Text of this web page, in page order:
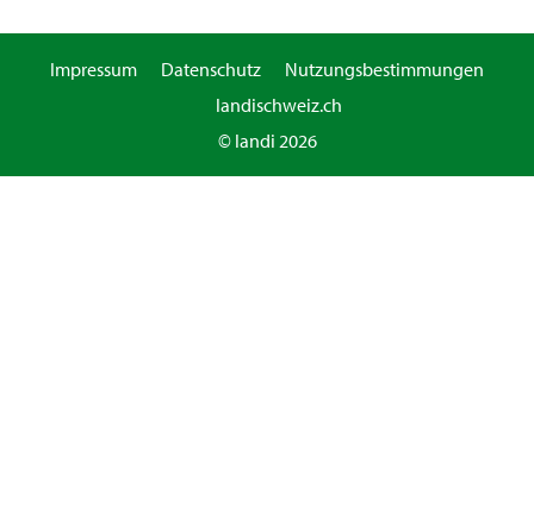
Impressum Datenschutz
Nutzungsbestimmungen
landischweiz.ch
© landi 2026